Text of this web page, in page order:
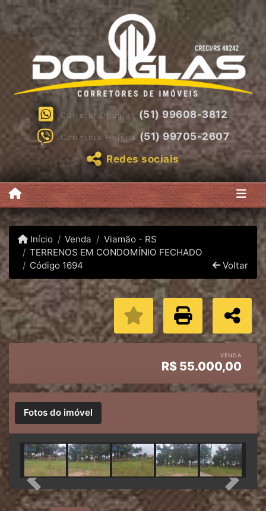
Corretor Douglas (51) 99608-3812
Corretora Helena (51) 99705-2607
Redes sociais
Início Venda
Viamão - RS
TERRENOS EM CONDOMÍNIO FECHADO
Código 1694
Voltar
VENDA
R$ 55.000,00
Fotos do imóvel
Previous Next